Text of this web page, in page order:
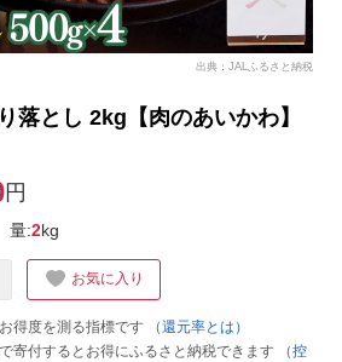
出典：JALふるさと納税
落とし 2kg【肉のあいかわ】
円
量:2kg
お気に入り
得度を測る指標です
（還元率とは）
寄付するとお得にふるさと納税できます
（控